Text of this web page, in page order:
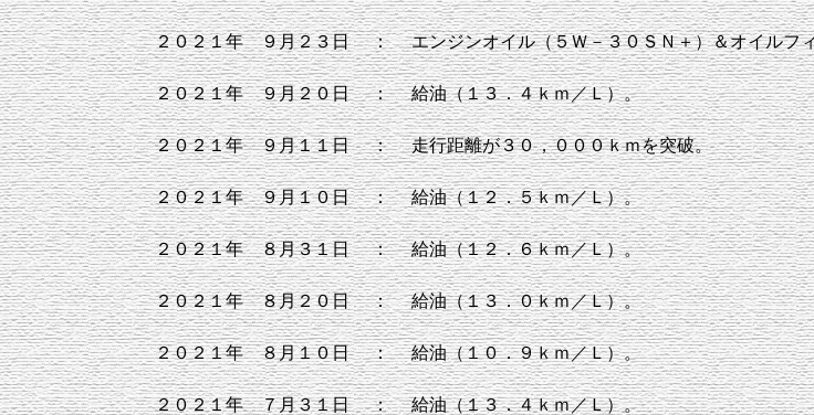
２０２１年 ９月２３日 ： エンジンオイル（５Ｗ－３０ＳＮ＋）＆オイルフ
２０２１年 ９月２０日 ： 給油（１３．４ｋｍ／Ｌ）。
２０２１年 ９月１１日 ： 走行距離が３０，０００ｋｍを突破。
２０２１年 ９月１０日 ： 給油（１２．５ｋｍ／Ｌ）。
２０２１年 ８月３１日 ： 給油（１２．６ｋｍ／Ｌ）。
２０２１年 ８月２０日 ： 給油（１３．０ｋｍ／Ｌ）。
２０２１年 ８月１０日 ： 給油（１０．９ｋｍ／Ｌ）。
２０２１年 ７月３１日 ： 給油（１３．４ｋｍ／Ｌ）。